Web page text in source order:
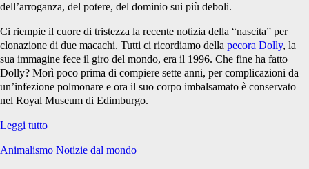
dell’arroganza, del potere, del dominio sui più deboli.
Ci riempie il cuore di tristezza la recente notizia della “nascita” per
clonazione di due macachi. Tutti ci ricordiamo della pecora Dolly, la
sua immagine fece il giro del mondo, era il 1996. Che fine ha fatto
Dolly? Morì poco prima di compiere sette anni, per complicazioni da
un’infezione polmonare e ora il suo corpo imbalsamato è conservato
nel Royal Museum di Edimburgo.
Leggi tuttoMacachi
tristezza
Animalismo Notizie dal mondo